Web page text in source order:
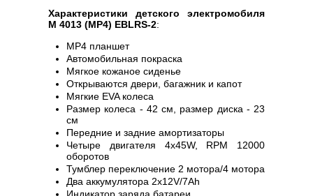
Характеристики детского электромобиля
M 4013 (MP4) EBLRS-2:
MP4 планшет
Автомобильная покраска
Мягкое кожаное сиденье
Открываются двери, багажник и капот
Мягкие EVA колеса
Размер колеса - 42 см, размер диска - 23
см
Передние и задние амортизаторы
Четыре двигателя 4х45W, RPM 12000
оборотов
Тумблер переключение 2 мотора/4 мотора
Два аккумулятора 2х12V/7Ah